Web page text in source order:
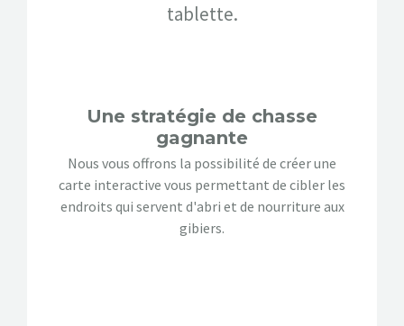
tablette.
Une stratégie de chasse
gagnante
Nous vous offrons la possibilité de créer une
carte interactive vous permettant de cibler les
endroits qui servent d'abri et de nourriture aux
gibiers.